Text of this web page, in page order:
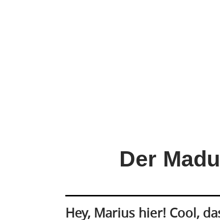
Der
Hey, Marius hier! Cool,